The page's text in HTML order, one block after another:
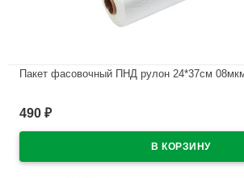
Пакет фасовочный ПНД рулон 24*37см
490 ₽